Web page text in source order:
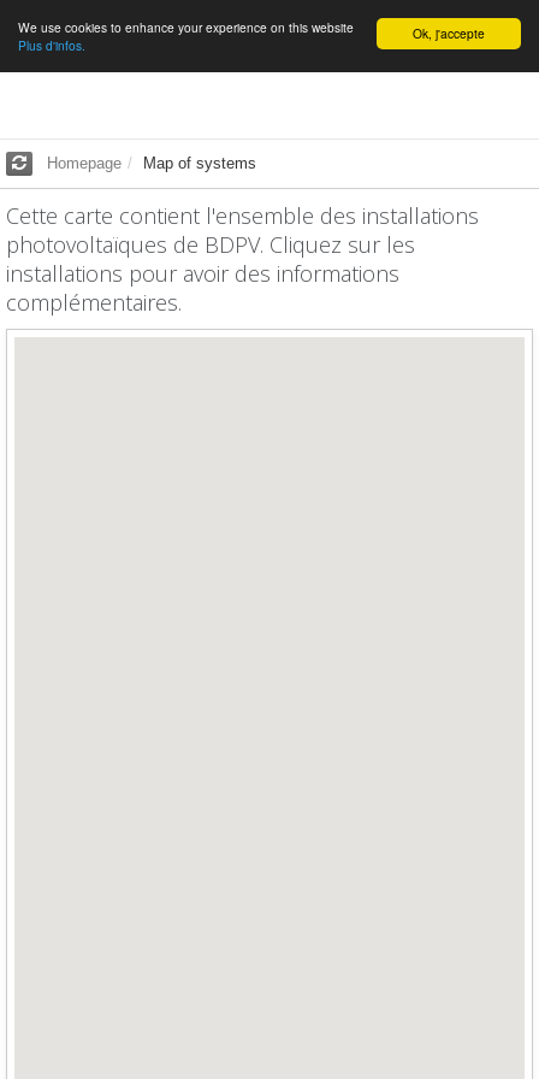
English Ok, j'accepte
We use cookies to enhance your experience on this website
Plus d'infos.
Homepage Map of systems
Cette carte contient l'ensemble des installations
photovoltaïques de BDPV. Cliquez sur les
installations pour avoir des informations
complémentaires.